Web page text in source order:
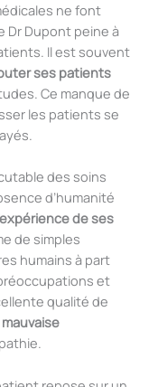
ne font
Dr Dupont peine à
Il est souvent
ses patients
Ce manque de
les patients se
des soins
d’humanité
de ses
de simples
humains à part
et
qualité de
mauvaise